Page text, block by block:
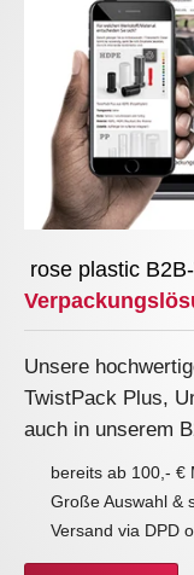
rose plastic
Unsere
TwistPack Plus,
auch in unserem
bereits ab 100,- €
Große Auswahl &
Versand via DPD